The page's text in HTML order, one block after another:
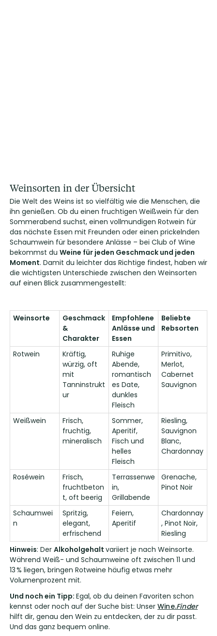
Weinsorten in der Übersicht
Die Welt des Weins ist so vielfältig wie die Menschen, die
ihn genießen. Ob du einen fruchtigen Weißwein für den
Sommerabend suchst, einen vollmundigen Rotwein für
das nächste Essen mit Freunden oder einen prickelnden
Schaumwein für besondere Anlässe – bei Club of Wine
bekommst du Weine für jeden Geschmack und jeden
Moment. Damit du leichter das Richtige findest, haben wir
die wichtigsten Unterschiede zwischen den Weinsorten
auf einen Blick zusammengestellt:
Weinsorte
Geschmack
&
Charakter
Empfohlene
Anlässe und
Essen
Beliebte
Rebsorten
Rotwein
Kräftig,
würzig, oft
mit
Tanninstrukt
ur
Ruhige
Abende,
romantisch
es Date,
dunkles
Fleisch
Primitivo,
Merlot,
Cabernet
Sauvignon
Weißwein
Frisch,
fruchtig,
mineralisch
Sommer,
Aperitif,
Fisch und
helles
Fleisch
Riesling,
Sauvignon
Blanc,
Chardonnay
Roséwein
Frisch,
fruchtbeton
t, oft beerig
Terrassenwe
in,
Grillabende
Grenache,
Pinot Noir
Schaumwei
n
Spritzig,
elegant,
erfrischend
Feiern,
Aperitif
Chardonnay
, Pinot Noir,
Riesling
Hinweis: Der Alkoholgehalt variiert je nach Weinsorte.
Während Weiß- und Schaumweine oft zwischen 11 und
13 % liegen, bringen Rotweine häufig etwas mehr
Volumenprozent mit.
Und noch ein Tipp: Egal, ob du deinen Favoriten schon
kennst oder noch auf der Suche bist: Unser Wine.Finder
hilft dir, genau den Wein zu entdecken, der zu dir passt.
Und das ganz bequem online.